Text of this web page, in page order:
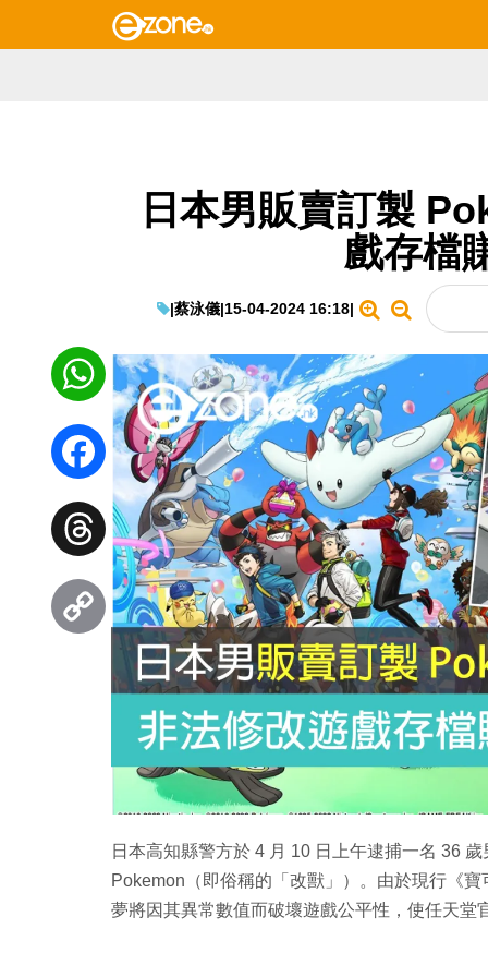
日本男販賣訂製
戲存檔
|蔡泳儀|15-04-2024 16:18|
日本高知縣警方於 4 月 10 日上午逮捕一名 36
Pokemon（即俗稱的「改獸」）。由於現行《
夢將因其異常數值而破壞遊戲公平性，使任天堂
WhatsApp
Facebook
Threads